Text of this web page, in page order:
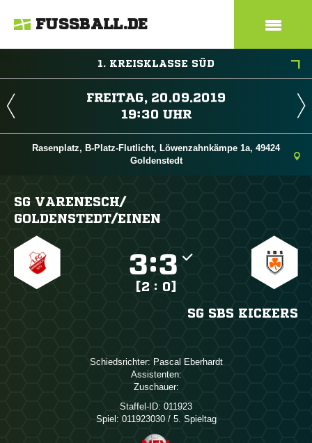
FUSSBALL.DE
1. KREISKLASSE SÜD
 
 
Rasenplatz, B-Platz-Flutlicht, Löwenzahnkämpe 1a, 49424
Goldenstedt
SG VARENESCH/​
GOLDENSTEDT/​EINEN
:
[2 : 0]
SG SBS KICKERS
Schiedsrichter:  
Assistenten:
Zuschauer:
Staffel-ID: 011923
Spiel: 011923030 / 5. Spieltag